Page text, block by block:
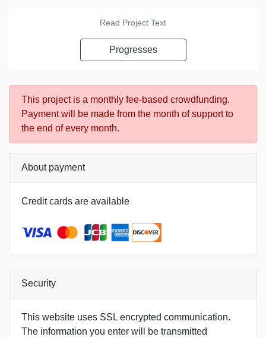
Read Project Text
Progresses
This project is a monthly fee-based crowdfunding.
Payment will be made from the month of support to
the end of every month.
About payment
Credit cards are available
Security
This website uses SSL encrypted communication.
The information you enter will be transmitted